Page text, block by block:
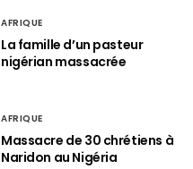
AFRIQUE
La famille d’un pasteur
nigérian massacrée
AFRIQUE
Massacre de 30 chrétiens à
Naridon au Nigéria